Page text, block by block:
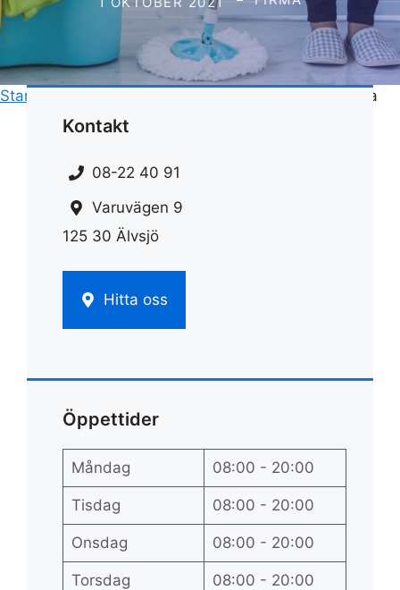
Start Rengöring tvättmaskin citronsyra
Kontakt
08-22 40 91
Varuvägen 9
125 30 Älvsjö
Hitta oss
Öppettider
Måndag 08:00 - 20:00
Tisdag 08:00 - 20:00
Onsdag 08:00 - 20:00
Torsdag 08:00 - 20:00